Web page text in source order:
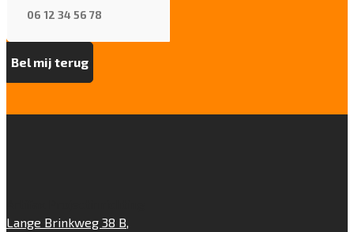
Project gebruik
Lange Brinkweg 38 B,